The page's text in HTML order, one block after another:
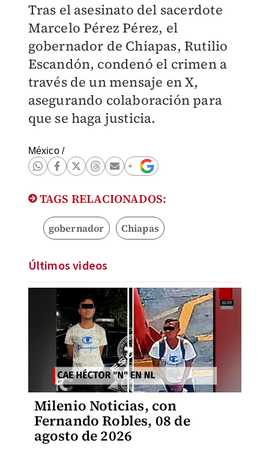
Tras el asesinato del sacerdote
Marcelo Pérez Pérez, el
gobernador de Chiapas, Rutilio
Escandón, condenó el crimen a
través de un mensaje en X,
asegurando colaboración para
que se haga justicia.
México/
TAGS RELACIONADOS:
gobernador Chiapas
Últimos videos
Milenio Noticias, con
Fernando Robles, 08 de
agosto de 2026